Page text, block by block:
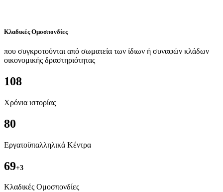
Κλαδικές Ομοσπονδίες
που συγκροτούνται από σωματεία των ίδιων ή συναφών κλάδων
οικονομικής δραστηριότητας
108
Χρόνια ιστορίας
80
Εργατοϋπαλληλικά Κέντρα
69+3
Kλαδικές Ομοσπονδίες